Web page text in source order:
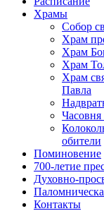
Храмы
Собор
Храм
Храм
Храм
Храм
Павла
обители
Поминовение
700-летие
Духовно-
Контакты